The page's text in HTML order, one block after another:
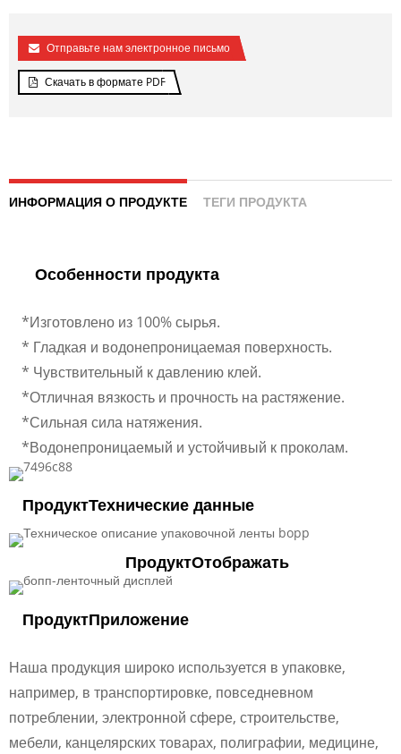
Отправьте нам электронное письмо
Скачать в формате PDF
ИНФОРМАЦИЯ О ПРОДУКТЕ ТЕГИ ПРОДУКТА
Особенности продукта
*Изготовлено из 100% сырья.
* Гладкая и водонепроницаемая поверхность.
* Чувствительный к давлению клей.
*Отличная вязкость и прочность на растяжение.
*Сильная сила натяжения.
*Водонепроницаемый и устойчивый к проколам.
ПродуктТехнические данные
ПродуктОтображать
ПродуктПриложение
Наша продукция широко используется в упаковке,
например, в транспортировке, повседневном
потреблении, электронной сфере, строительстве,
мебели, канцелярских товарах, полиграфии, медицине,